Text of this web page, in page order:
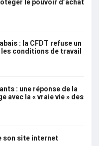
le pouvoir d’achat
: la CFDT refuse un
conditions de travail
: une réponse de la
avec la « vraie vie » des
son site internet